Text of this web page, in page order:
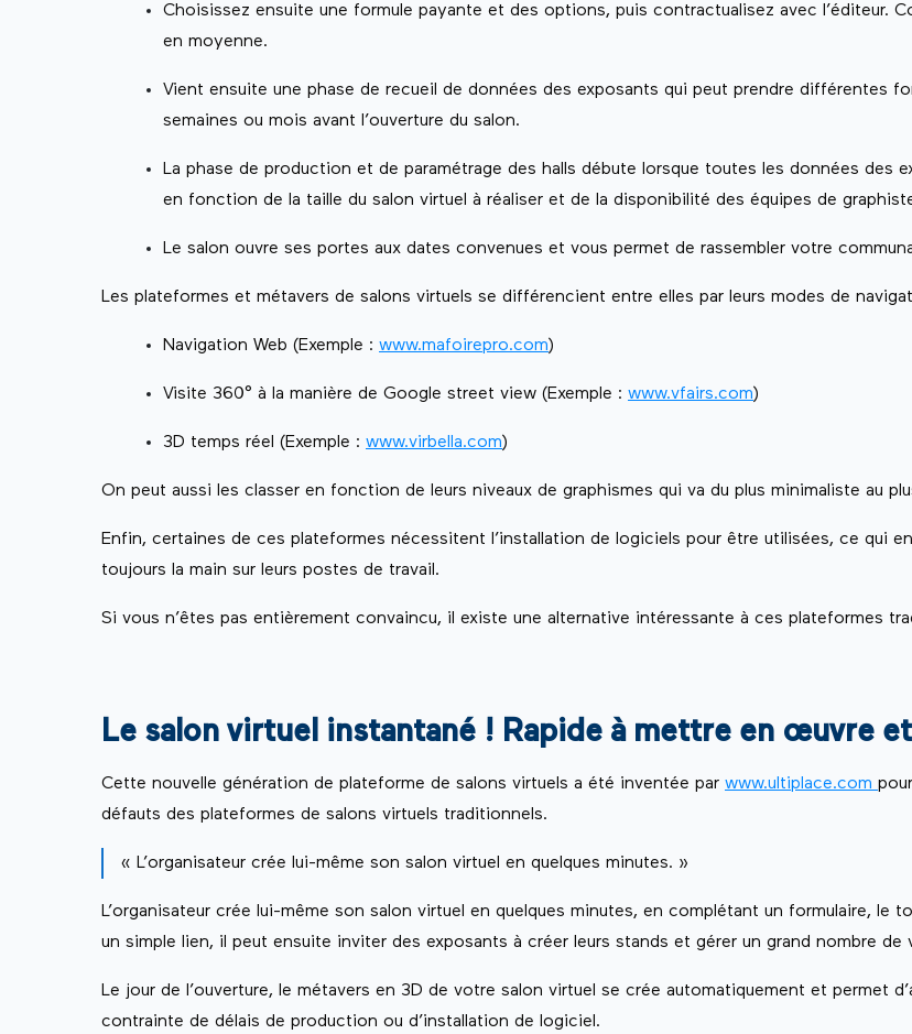
Choisissez ensuite une formule payante et des options, puis contractualisez avec l’éditeur.
en moyenne.
Vient ensuite une phase de recueil de données des exposants qui peut prendre différentes
semaines ou mois avant l’ouverture du salon.
La phase de production et de paramétrage des halls débute lorsque toutes les données
en fonction de la taille du salon virtuel à réaliser et de la disponibilité des équipes de
Le salon ouvre ses portes aux dates convenues et vous permet de rassembler votre
Les plateformes et métavers de salons virtuels se différencient entre elles par leurs modes de
Navigation Web (Exemple : www.mafoirepro.com)
Visite 360° à la manière de Google street view (Exemple : www.vfairs.com)
3D temps réel (Exemple : www.virbella.com)
On peut aussi les classer en fonction de leurs niveaux de graphismes qui va du plus minimaliste au
Enfin, certaines de ces plateformes nécessitent l’installation de logiciels pour être utilisées, ce qui
toujours la main sur leurs postes de travail.
Si vous n’êtes pas entièrement convaincu, il existe une alternative intéressante à ces plateformes
Le salon virtuel instantané ! Rapide à mettre en œuvre
Cette nouvelle génération de plateforme de salons virtuels a été inventée par www.ultiplace.com
défauts des plateformes de salons virtuels traditionnels.
« L’organisateur crée lui-même son salon virtuel en quelques minutes. »
L’organisateur crée lui-même son salon virtuel en quelques minutes, en complétant un formulaire, le
un simple lien, il peut ensuite inviter des exposants à créer leurs stands et gérer un grand nombre
Le jour de l’ouverture, le métavers en 3D de votre salon virtuel se crée automatiquement et permet
contrainte de délais de production ou d’installation de logiciel.